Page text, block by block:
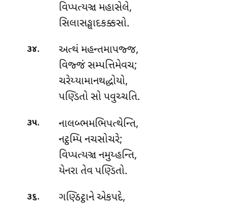
વિપ્પત્યઞ્ચ મહાસેલે,
સિલાસઙ્ઘાદકક્કસો.
૩૪.
અત્થં મહન્તમાપજ્જ,
વિજ્જં સમ્પત્તિમેવચ;
ચરેય્યામાનથદ્ધોયો,
પણ્ડિતો સો પવુચ્ચતિ.
૩૫. નાલબ્ભમભિપત્થેન્તિ,
નટ્ઠમ્પિ નચસોચરે;
વિપ્પત્યઞ્ચ નમુય્હન્તિ,
યેનરા તેવ પણ્ડિતો.
૩૬.
ગણ્ઠિટ્ઠાને એકપદે,